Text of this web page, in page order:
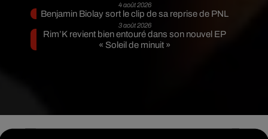
4 août 2026
Benjamin Biolay sort le clip de sa reprise de PNL
3 août 2026
Rim’K revient bien entouré dans son nouvel EP
« Soleil de minuit »